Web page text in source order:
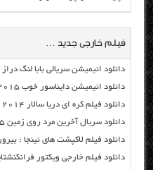
فیلم خارجی جدید …
دانلود انیمیشن سریالی بابا لنگ دراز ۱۹۹۰ با دوبله فارسی
دانلود انیمیشن دایناسور خوب ۲۰۱۵ با دوبله فارسی
دانلود فیلم کره ای دریا سالار ۲۰۱۴ با دوبله فارسی
دانلود سریال آخرین مرد روی زمین ۲۰۱۵ با دوبله فارسی
دانلود فیلم لاکپشت های نینجا : بیرون از سایه ها
دانلود فیلم خارجی ویکتور فرانکنشتاین ۲۰۱۵ با دوبله